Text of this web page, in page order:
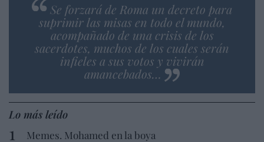
Se forzará de Roma un decreto para
suprimir las misas en todo el mundo,
acompañado de una crisis de los
sacerdotes, muchos de los cuales serán
infieles a sus votos y vivirán
amancebados…
Lo más leído
Memes. Mohamed en la boya